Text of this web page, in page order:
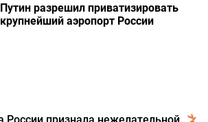
Путин разрешил приватизировать
крупнейший аэропорт России